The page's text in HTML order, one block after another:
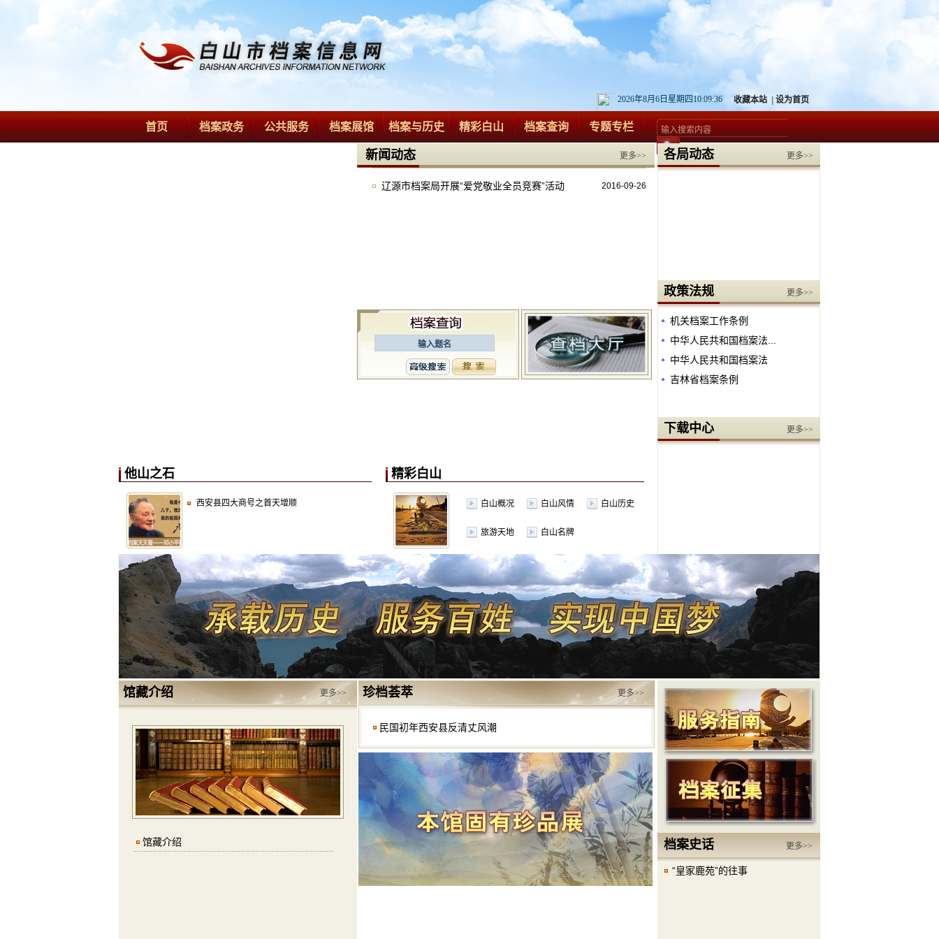
2026年8月6日星期四10:09:36 收藏本站 设为首页
首页 档案政务 公共服务 档案展馆 档案与历史 精彩白山 档案查询 专题专栏
新闻动态 更多>>
辽源市档案局开展“爱党敬业全员竞赛”活动 2016-09-26
他山之石
西安县四大商号之首天增顺
精彩白山
白山概况 白山风情 白山历史
旅游天地 白山名牌
各局动态 更多>>
政策法规 更多>>
机关档案工作条例
中华人民共和国档案法...
中华人民共和国档案法
吉林省档案条例
下载中心 更多>>
馆藏介绍 更多>>
馆藏介绍
珍档荟萃 更多>>
民国初年西安县反清丈风潮
档案史话 更多>>
“皇家鹿苑”的往事